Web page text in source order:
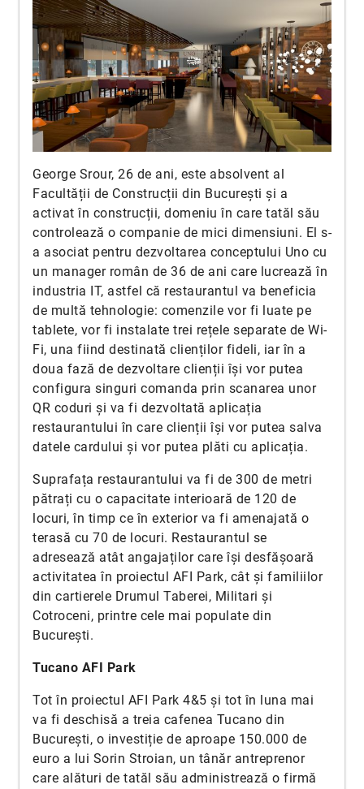
George Srour, 26 de ani, este absolvent al
Facultății de Construcții din București și a
activat în construcții, domeniu în care tatăl său
controlează o companie de mici dimensiuni. El s-
a asociat pentru dezvoltarea conceptului Uno cu
un manager român de 36 de ani care lucrează în
industria IT, astfel că restaurantul va beneficia
de multă tehnologie: comenzile vor fi luate pe
tablete, vor fi instalate trei rețele separate de Wi-
Fi, una fiind destinată clienților fideli, iar în a
doua fază de dezvoltare clienții își vor putea
configura singuri comanda prin scanarea unor
QR coduri și va fi dezvoltată aplicația
restaurantului în care clienții își vor putea salva
datele cardului și vor putea plăti cu aplicația.
Suprafața restaurantului va fi de 300 de metri
pătrați cu o capacitate interioară de 120 de
locuri, în timp ce în exterior va fi amenajată o
terasă cu 70 de locuri. Restaurantul se
adresează atât angajaților care își desfășoară
activitatea în proiectul AFI Park, cât și familiilor
din cartierele Drumul Taberei, Militari și
Cotroceni, printre cele mai populate din
București.
Tucano AFI Park
Tot în proiectul AFI Park 4&5 și tot în luna mai
va fi deschisă a treia cafenea Tucano din
București, o investiție de aproape 150.000 de
euro a lui Sorin Stroian, un tânăr antreprenor
care alături de tatăl său administrează o firmă